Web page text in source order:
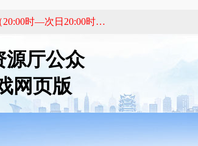
2024年10月21日湖北省地质灾害气象风险预警（20:00时—次日20:00时）
源厅公众
网页版